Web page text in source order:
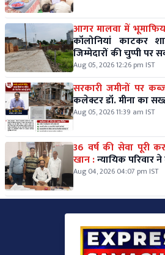
आगर मालवा में
कॉलोनियां काटकर
जिम्मेदारों की चुप्पी पर
Aug 05, 2026 12:26 pm IST
सरकारी जमीनों पर
कलेक्टर डॉ. मीना का
Aug 05, 2026 11:39 am IST
36 वर्ष की सेवा पूरी
खान :न्यायिक परिवार
Aug 04, 2026 04:07 pm IST